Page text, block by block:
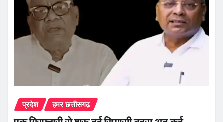
प्रदेश हमर छत्तीसगढ़